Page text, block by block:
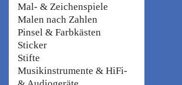
Mal- & Zeichenspiele
Malen nach Zahlen
Pinsel & Farbkästen
Sticker
Stifte
Musikinstrumente & HiFi-